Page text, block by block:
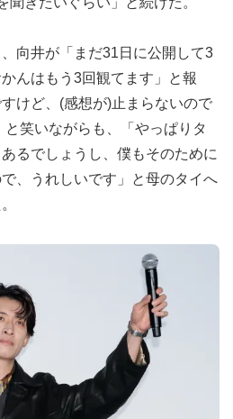
向井が「まだ31日に公開して3
んはもう3回観てます」と報
けど、(感想が)止まらないので
笑いながらも、「やっぱりタ
るでしょうし、僕もそのために
、うれしいです」と母のタイへ